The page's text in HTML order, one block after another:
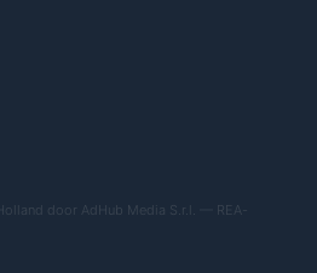
door AdHub Media S.r.l. — REA-